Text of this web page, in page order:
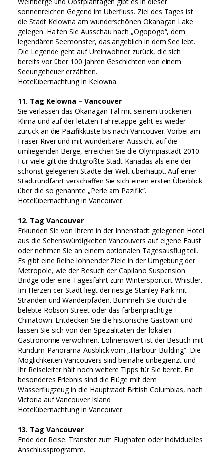
sonnenreichen Gegend im Überfluss. Ziel des Tages ist
die Stadt Kelowna am wunderschönen Okanagan Lake
gelegen. Halten Sie Ausschau nach „Ogopogo“, dem
legendären Seemonster, das angeblich in dem See lebt.
Die Legende geht auf Ureinwohner zurück, die sich
bereits vor über 100 Jahren Geschichten von einem
Seeungeheuer erzählten.
Hotelübernachtung in Kelowna.
11. Tag Kelowna – Vancouver
Sie verlassen das Okanagan Tal mit seinem trockenen
Klima und auf der letzten Fahretappe geht es wieder
zurück an die Pazifikküste bis nach Vancouver. Vorbei am
Fraser River und mit wunderbarer Aussicht auf die
umliegenden Berge, erreichen Sie die Olympiastadt 2010.
Für viele gilt die drittgrößte Stadt Kanadas als eine der
schönst gelegenen Städte der Welt überhaupt. Auf einer
Stadtrundfahrt verschaffen Sie sich einen ersten Überblick
über die so genannte „Perle am Pazifik“.
Hotelübernachtung in Vancouver.
12. Tag Vancouver
Erkunden Sie von Ihrem in der Innenstadt gelegenen Hotel
aus die Sehenswürdigkeiten Vancouvers auf eigene Faust
oder nehmen Sie an einem optionalen Tagesausflug teil.
Es gibt eine Reihe lohnender Ziele in der Umgebung der
Metropole, wie der Besuch der Capilano Suspension
Bridge oder eine Tagesfahrt zum Wintersportort Whistler.
Im Herzen der Stadt liegt der riesige Stanley Park mit
Stränden und Wanderpfaden. Bummeln Sie durch die
belebte Robson Street oder das farbenprächtige
Chinatown. Entdecken Sie die historische Gastown und
lassen Sie sich von den Spezialitäten der lokalen
Gastronomie verwöhnen. Lohnenswert ist der Besuch mit
Rundum-Panorama-Ausblick vom „Harbour Building“. Die
Möglichkeiten Vancouvers sind beinahe unbegrenzt und
Ihr Reiseleiter hält noch weitere Tipps für Sie bereit. Ein
besonderes Erlebnis sind die Flüge mit dem
Wasserflugzeug in die Hauptstadt British Columbias, nach
Victoria auf Vancouver Island.
Hotelübernachtung in Vancouver.
13. Tag Vancouver
Ende der Reise. Transfer zum Flughafen oder individuelles
Anschlussprogramm.